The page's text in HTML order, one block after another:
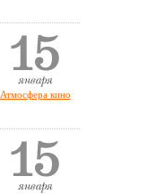
Атмосфера кино